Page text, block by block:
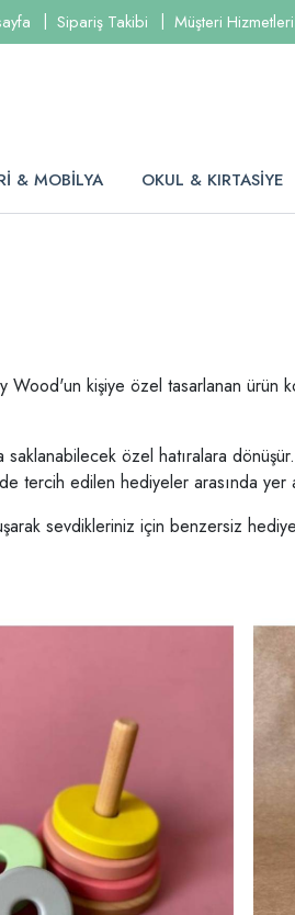
Sipariş Takibi Müşteri Hizmetleri
& MOBİLYA OKUL & KIRTASİYE
Wood'un kişiye özel tasarlanan
özel hatıralara
tercih edilen hediyeler arasında yer
sevdikleriniz için benzersiz